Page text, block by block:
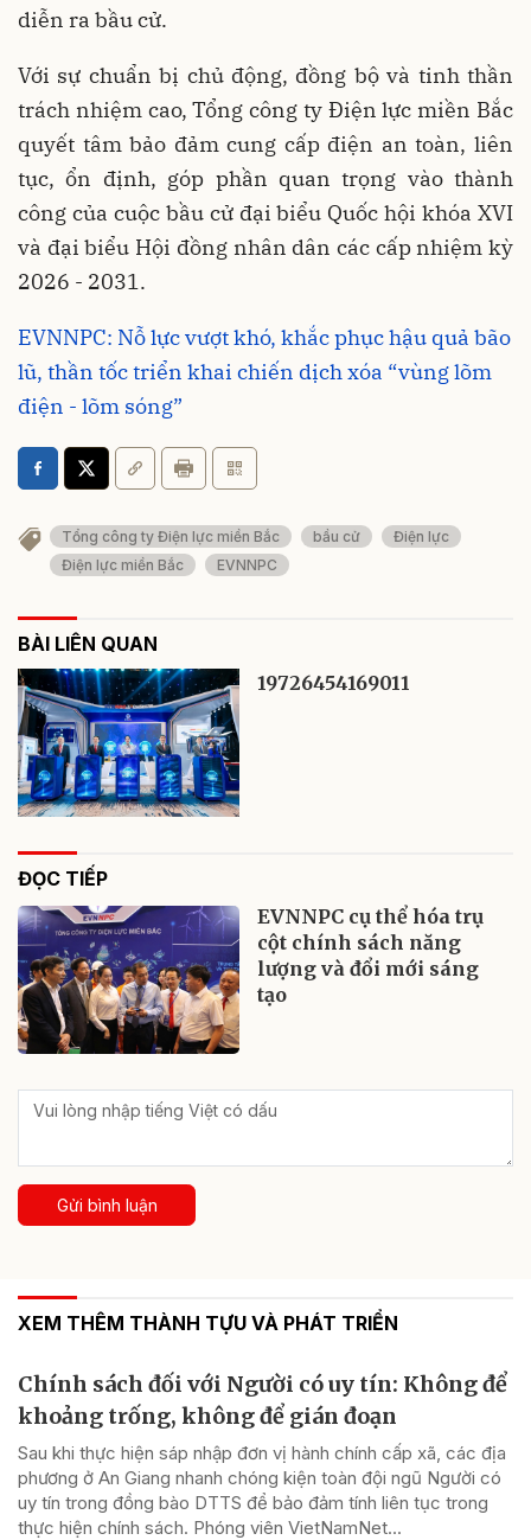
diễn ra bầu cử.
Với sự chuẩn bị chủ động, đồng bộ và tinh thần
trách nhiệm cao, Tổng công ty Điện lực miền Bắc
quyết tâm bảo đảm cung cấp điện an toàn, liên
tục, ổn định, góp phần quan trọng vào thành
công của cuộc bầu cử đại biểu Quốc hội khóa XVI
và đại biểu Hội đồng nhân dân các cấp nhiệm kỳ
2026 - 2031.
EVNNPC: Nỗ lực vượt khó, khắc phục hậu quả bão
lũ, thần tốc triển khai chiến dịch xóa “vùng lõm
điện - lõm sóng”
Tổng công ty Điện lực miền Bắc bầu cử
Điện lực
Điện lực miền Bắc
EVNNPC
BÀI LIÊN QUAN
19726454169011
ĐỌC TIẾP
EVNNPC cụ thể hóa trụ
cột chính sách năng
lượng và đổi mới sáng
tạo
Gửi bình luận
XEM THÊM THÀNH TỰU VÀ PHÁT TRIỂN
Chính sách đối với Người có uy tín: Không để
khoảng trống, không để gián đoạn
Sau khi thực hiện sáp nhập đơn vị hành chính cấp xã, các địa
phương ở An Giang nhanh chóng kiện toàn đội ngũ Người có
uy tín trong đồng bào DTTS để bảo đảm tính liên tục trong
thực hiện chính sách. Phóng viên VietNamNet...